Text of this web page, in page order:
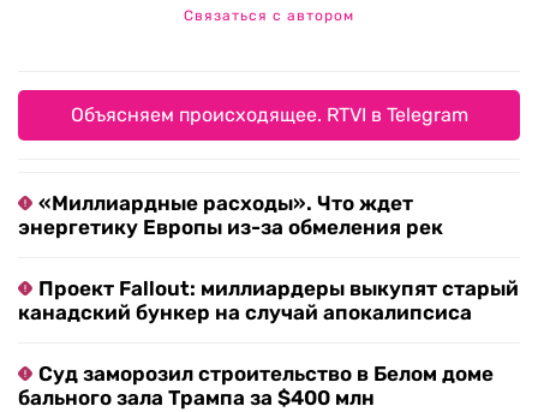
Связаться с автором
Объясняем происходящее. RTVI в Telegram
«Миллиардные расходы». Что ждет
энергетику Европы из-за обмеления рек
Проект Fallout: миллиардеры выкупят старый
канадский бункер на случай апокалипсиса
Суд заморозил строительство в Белом доме
бального зала Трампа за $400 млн